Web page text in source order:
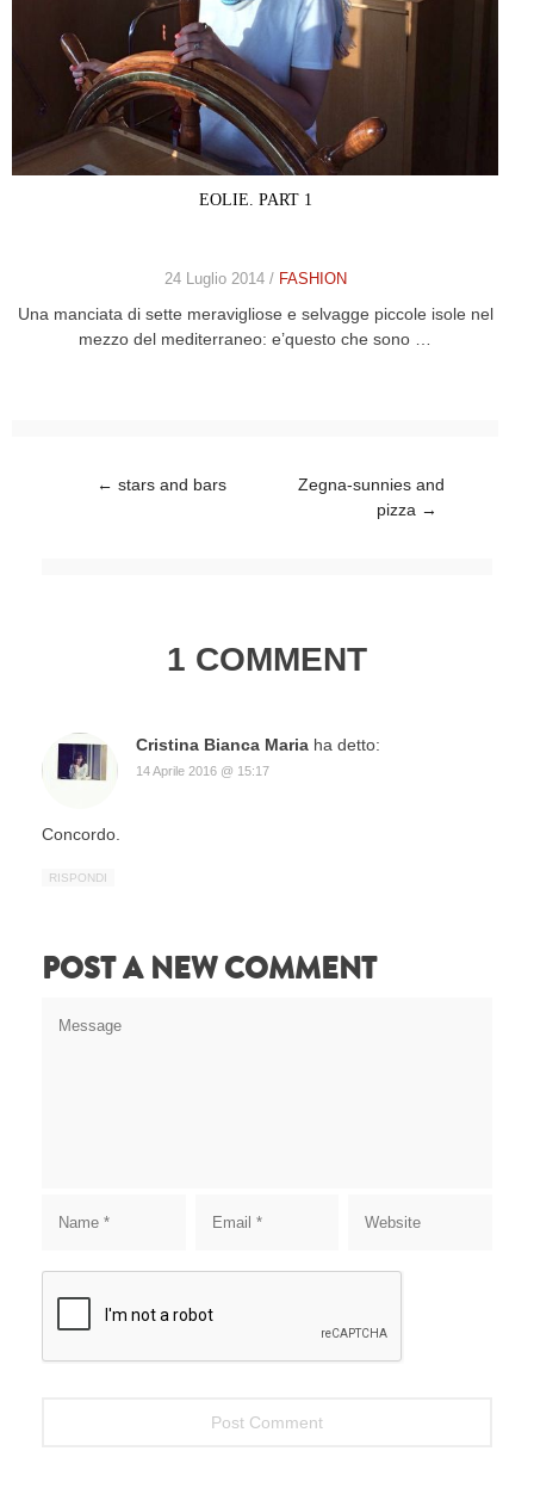
EOLIE. PART 1
24 Luglio 2014 / FASHION
Una manciata di sette meravigliose e selvagge piccole isole nel
mezzo del mediterraneo: e’questo che sono …
Post navigation
← stars and bars
Zegna-sunnies and
pizza →
1 COMMENT
Cristina Bianca Maria ha detto:
14 Aprile 2016 @ 15:17
Concordo.
RISPONDI
POST A NEW COMMENT